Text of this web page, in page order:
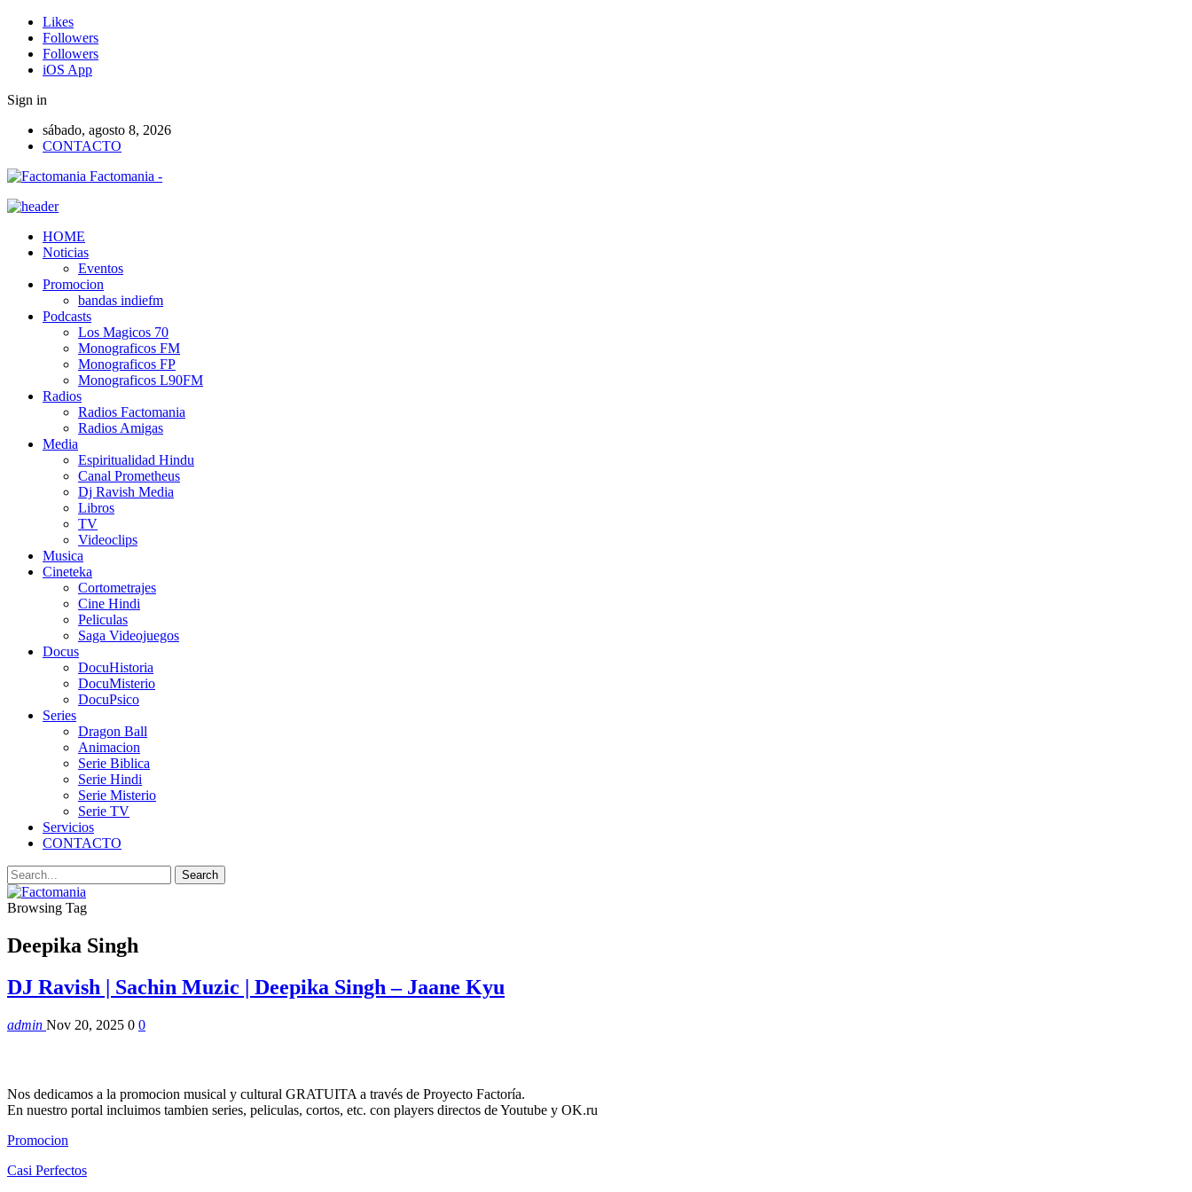
Likes
Followers
Followers
iOS App
Sign in
sábado, agosto 8, 2026
CONTACTO
Factomania -
HOME
Noticias
Eventos
Promocion
bandas indiefm
Podcasts
Los Magicos 70
Monograficos FM
Monograficos FP
Monograficos L90FM
Radios
Radios Factomania
Radios Amigas
Media
Espiritualidad Hindu
Canal Prometheus
Dj Ravish Media
Libros
TV
Videoclips
Musica
Cineteka
Cortometrajes
Cine Hindi
Peliculas
Saga Videojuegos
Docus
DocuHistoria
DocuMisterio
DocuPsico
Series
Dragon Ball
Animacion
Serie Biblica
Serie Hindi
Serie Misterio
Serie TV
Servicios
CONTACTO
Browsing Tag
Deepika Singh
DJ Ravish | Sachin Muzic | Deepika Singh – Jaane Kyu
admin Nov 20, 2025 0 0
Nos dedicamos a la promocion musical y cultural GRATUITA a través de Proyecto Factoría.
En nuestro portal incluimos tambien series, peliculas, cortos, etc. con players directos de Youtube y OK.ru
Promocion
Casi Perfectos